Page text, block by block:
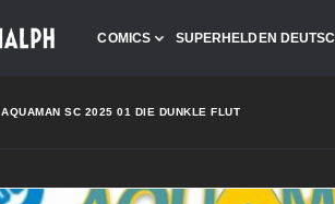
COMICS SUPERHELDEN
AQUAMAN SC 2025 01 DIE DUNKLE FLUT